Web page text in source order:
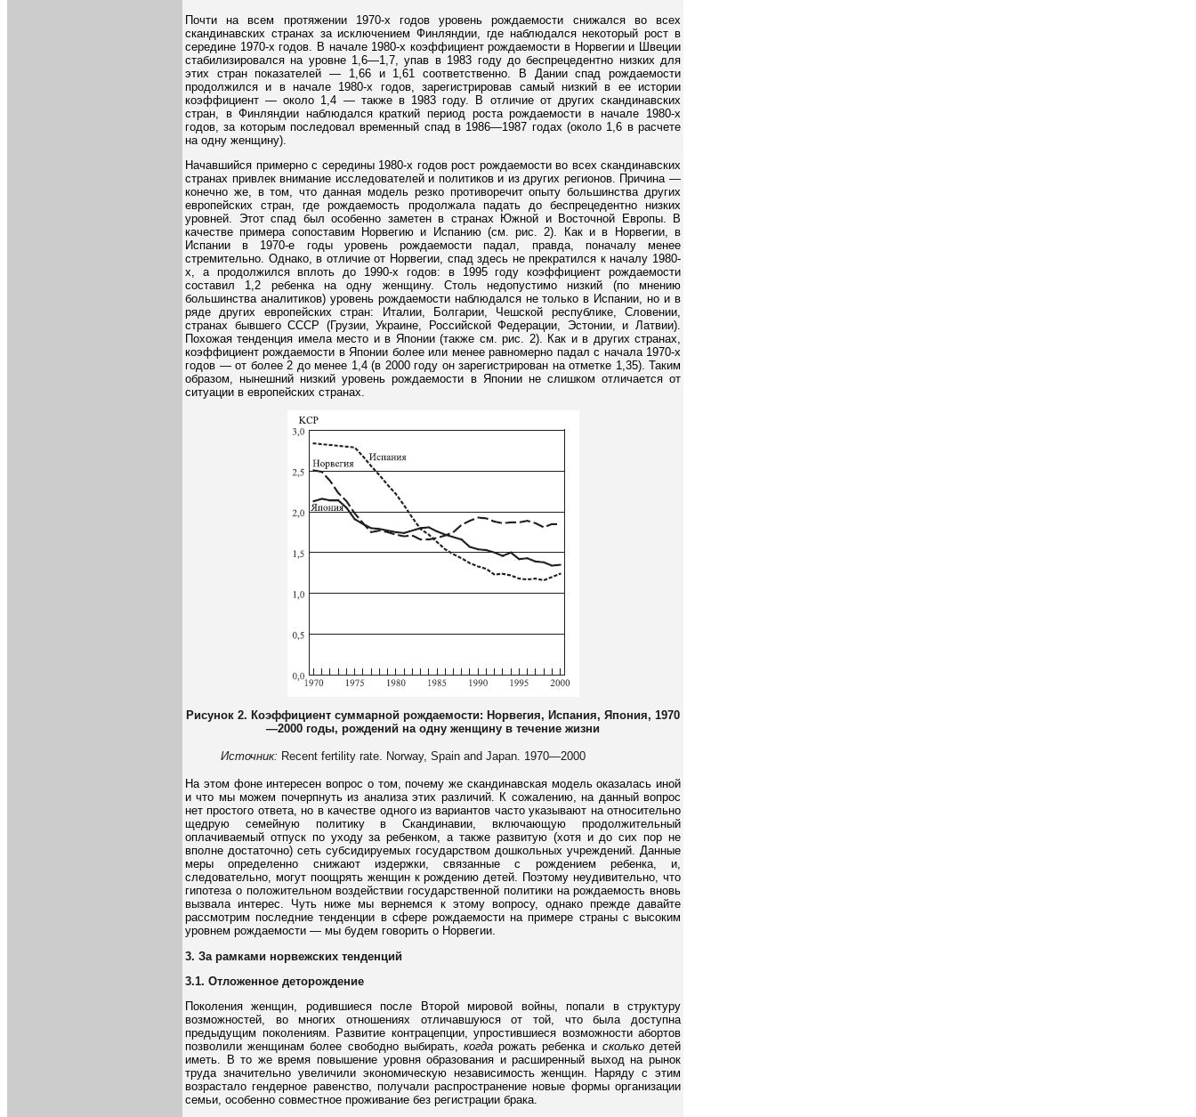
Почти на всем протяжении 1970-х годов уровень рождаемости снижался во всех
скандинавских странах за исключением Финляндии, где наблюдался некоторый рост в
середине 1970-х годов. В начале 1980-х коэффициент рождаемости в Норвегии и Швеции
стабилизировался на уровне 1,6—1,7, упав в 1983 году до беспрецедентно низких для
этих стран показателей — 1,66 и 1,61 соответственно. В Дании спад рождаемости
продолжился и в начале 1980-х годов, зарегистрировав самый низкий в ее истории
коэффициент — около 1,4 — также в 1983 году. В отличие от других скандинавских
стран, в Финляндии наблюдался краткий период роста рождаемости в начале 1980-х
годов, за которым последовал временный спад в 1986—1987 годах (около 1,6 в расчете
на одну женщину).
Начавшийся примерно с середины 1980-х годов рост рождаемости во всех скандинавских
странах привлек внимание исследователей и политиков и из других регионов. Причина —
конечно же, в том, что данная модель резко противоречит опыту большинства других
европейских стран, где рождаемость продолжала падать до беспрецедентно низких
уровней. Этот спад был особенно заметен в странах Южной и Восточной Европы. В
качестве примера сопоставим Норвегию и Испанию (см. рис. 2). Как и в Норвегии, в
Испании в 1970-е годы уровень рождаемости падал, правда, поначалу менее
стремительно. Однако, в отличие от Норвегии, спад здесь не прекратился к началу 1980-
х, а продолжился вплоть до 1990-х годов: в 1995 году коэффициент рождаемости
составил 1,2 ребенка на одну женщину. Столь недопустимо низкий (по мнению
большинства аналитиков) уровень рождаемости наблюдался не только в Испании, но и в
ряде других европейских стран: Италии, Болгарии, Чешской республике, Словении,
странах бывшего СССР (Грузии, Украине, Российской Федерации, Эстонии, и Латвии).
Похожая тенденция имела место и в Японии (также см. рис. 2). Как и в других странах,
коэффициент рождаемости в Японии более или менее равномерно падал с начала 1970-х
годов — от более 2 до менее 1,4 (в 2000 году он зарегистрирован на отметке 1,35). Таким
образом, нынешний низкий уровень рождаемости в Японии не слишком отличается от
ситуации в европейских странах.
Рисунок 2. Коэффициент суммарной рождаемости: Норвегия, Испания, Япония, 1970
—2000 годы, рождений на одну женщину в течение жизни
Источник: Recent fertility rate. Norway, Spain and Japan. 1970—2000
На этом фоне интересен вопрос о том, почему же скандинавская модель оказалась иной
и что мы можем почерпнуть из анализа этих различий. К сожалению, на данный вопрос
нет простого ответа, но в качестве одного из вариантов часто указывают на относительно
щедрую семейную политику в Скандинавии, включающую продолжительный
оплачиваемый отпуск по уходу за ребенком, а также развитую (хотя и до сих пор не
вполне достаточно) сеть субсидируемых государством дошкольных учреждений. Данные
меры определенно снижают издержки, связанные с рождением ребенка, и,
следовательно, могут поощрять женщин к рождению детей. Поэтому неудивительно, что
гипотеза о положительном воздействии государственной политики на рождаемость вновь
вызвала интерес. Чуть ниже мы вернемся к этому вопросу, однако прежде давайте
рассмотрим последние тенденции в сфере рождаемости на примере страны с высоким
уровнем рождаемости — мы будем говорить о Норвегии.
3. За рамками норвежских тенденций
3.1. Отложенное деторождение
Поколения женщин, родившиеся после Второй мировой войны, попали в структуру
возможностей, во многих отношениях отличавшуюся от той, что была доступна
предыдущим поколениям. Развитие контрацепции, упростившиеся возможности абортов
позволили женщинам более свободно выбирать, когдарожать ребенка и сколькодетей
иметь. В то же время повышение уровня образования и расширенный выход на рынок
труда значительно увеличили экономическую независимость женщин. Наряду с этим
возрастало гендерное равенство, получали распространение новые формы организации
семьи, особенно совместное проживание без регистрации брака.